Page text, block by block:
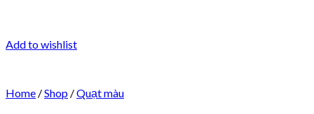
Add to wishlist
Home /Shop /Quạt màu